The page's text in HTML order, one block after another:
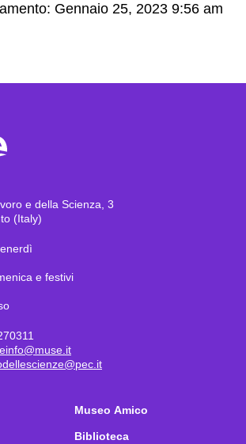
Gennaio 25, 2023 9:56 am
e della Scienza, 3
(Italy)
e festivi
Museo Amico
Biblioteca